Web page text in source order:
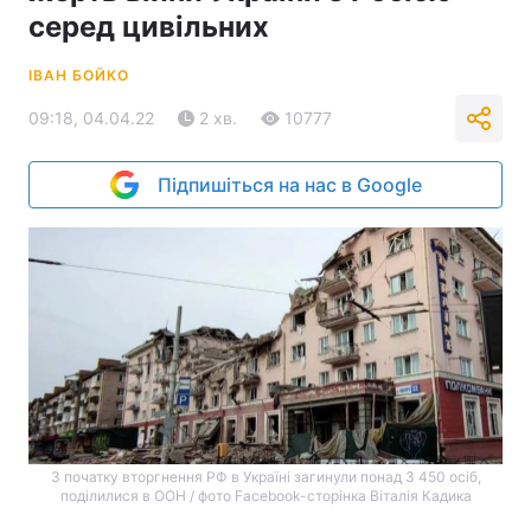
серед цивільних
ІВАН БОЙКО
09:18, 04.04.22 2 хв. 10777
Підпишіться на нас в Google
З початку вторгнення РФ в Україні загинули понад 3 450 осіб,
поділилися в ООН / фото Facebook-сторінка Віталія Кадика